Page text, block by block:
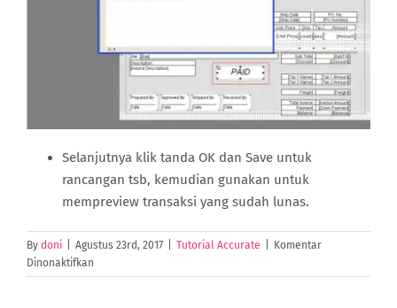
Selanjutnya klik tanda OK dan Save untuk
rancangan tsb, kemudian gunakan untuk
mempreview transaksi yang sudah lunas.
By doni Agustus 23rd, 2017 Tutorial Accurate
Komentar
Dinonaktifkan
Mencetak